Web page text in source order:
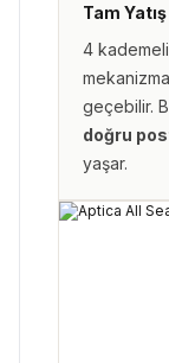
Tam
4
geçebilir.
doğru
yaşar.